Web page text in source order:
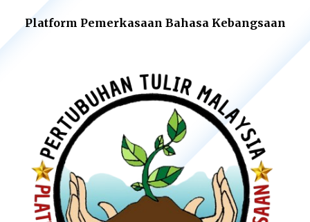
Platform Pemerkasaan Bahasa Kebangsaan